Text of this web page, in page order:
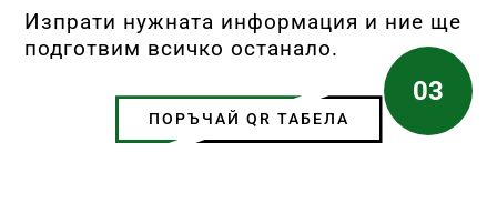
03
Изпрати нужната информация и ние ще
подготвим всичко останало.
ПОРЪЧАЙ QR ТАБЕЛА